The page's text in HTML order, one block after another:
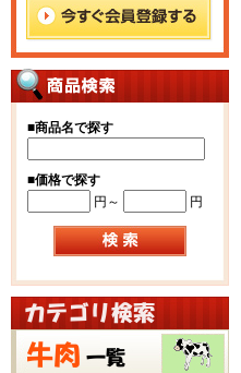
■商品名で探す
■価格で探す
円～
円